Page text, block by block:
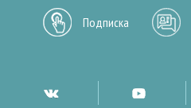
Подписка